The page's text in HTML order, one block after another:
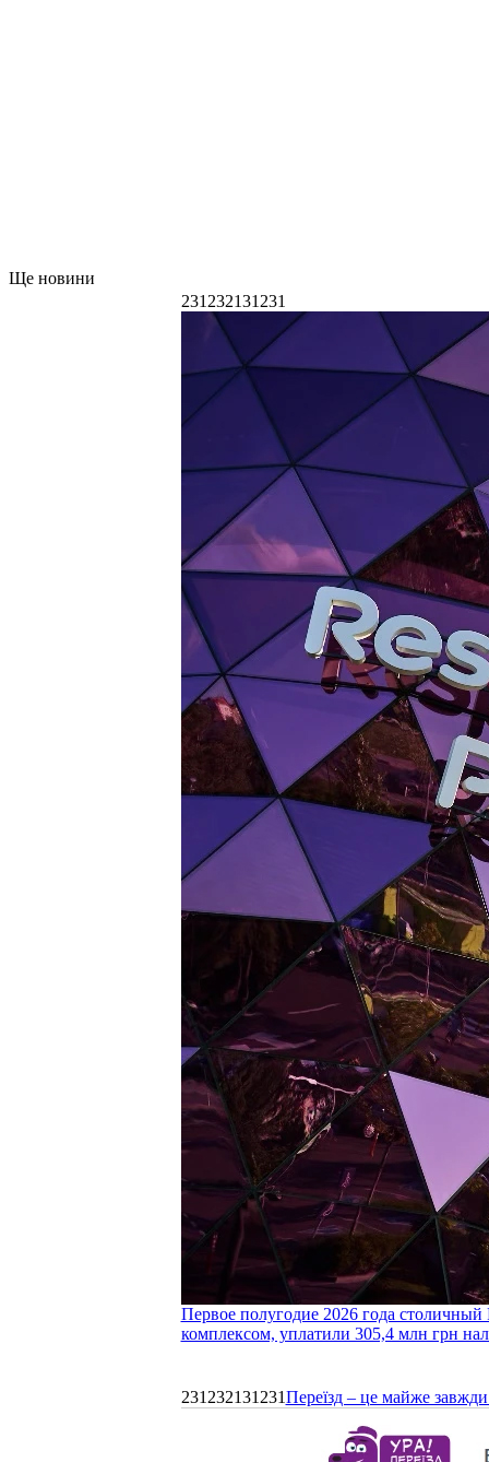
Ще новини
231232131231
Первое полугодие 2026 года
комплексом, уплатили 305,4 млн грн
231232131231Переїзд – це майже